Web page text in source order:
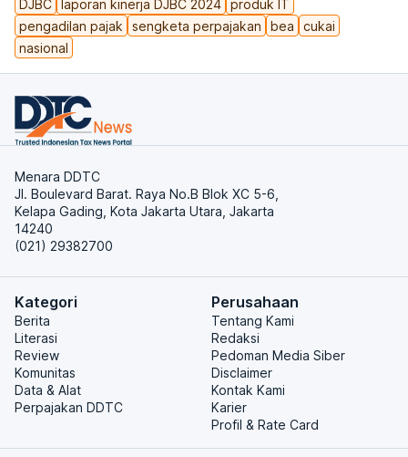
DJBC laporan kinerja DJBC 2024 produk IT
pengadilan pajak
sengketa perpajakan bea
cukai
nasional
Menara DDTC
Jl. Boulevard Barat. Raya No.B Blok XC 5-6,
Kelapa Gading, Kota Jakarta Utara, Jakarta
14240
(021) 29382700
Kategori
Berita
Literasi
Review
Komunitas
Data & Alat
Perpajakan DDTC
Perusahaan
Tentang Kami
Redaksi
Pedoman Media Siber
Disclaimer
Kontak Kami
Karier
Profil & Rate Card